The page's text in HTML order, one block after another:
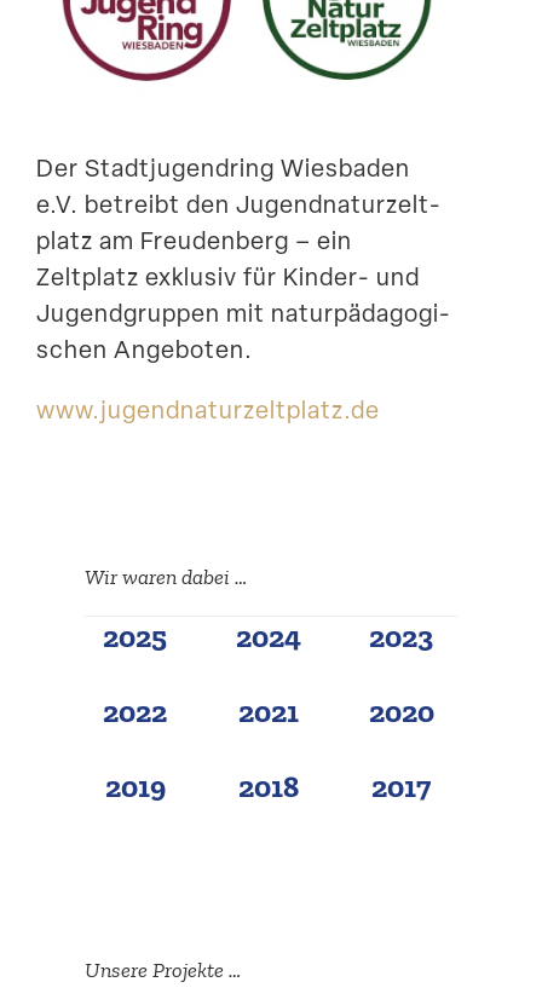
Suche
Der Stadt­ju­gendring Wiesbaden
e.V. betreibt den Jugend­na­tur­zelt­
platz am Freudenberg – ein
Zeltplatz exklusiv für Kinder- und
Jugend­gruppen mit natur­päd­ago­gi­
schen Angeboten.
www​.jugend​na​tur​zelt​platz​.de
Wir waren dabei …
2025 2024 2023
2022 2021 2020
2019 2018 2017
Unsere Projekte …